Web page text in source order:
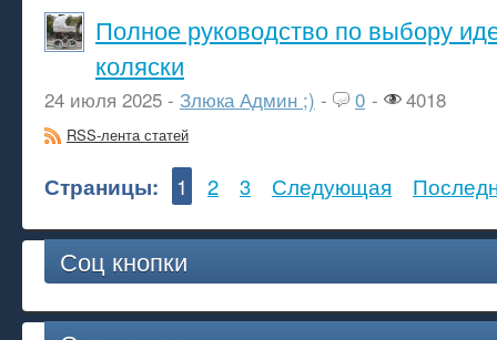
Полное руководство по выбору
коляски
24 июля 2025 - Злюка Админ ;) - 0 - 4018
RSS-лента статей
Страницы: 1 2 3 Следующая
Соц кнопки